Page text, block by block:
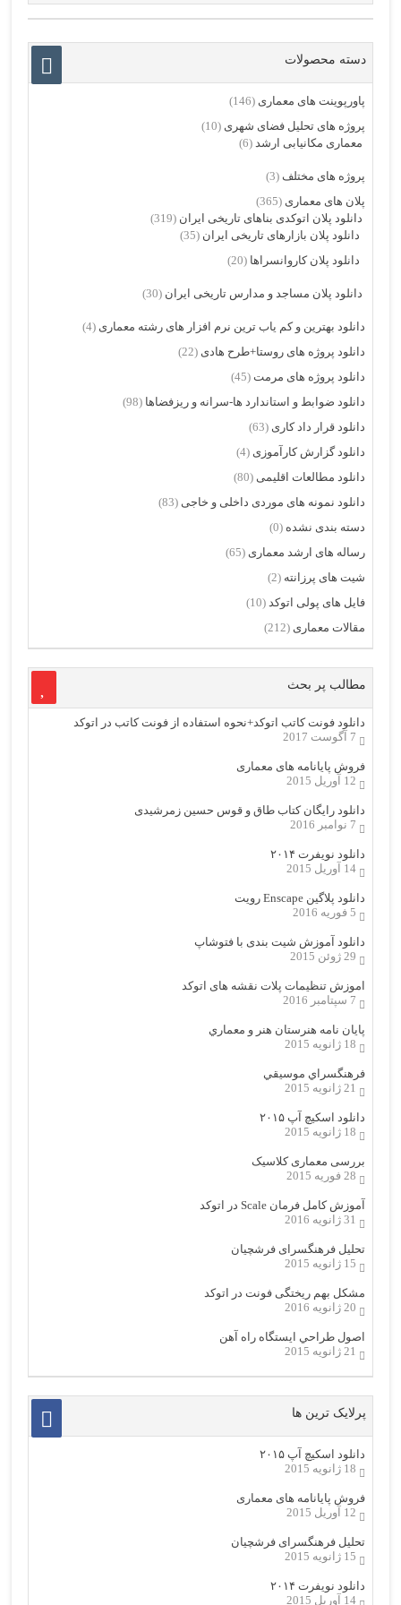
دسته محصولات
پاورپوینت های معماری (146)
پروژه های تحلیل فضای شهری (10)
معماری مکانیابی ارشد (6)
پروژه های مختلف (3)
پلان های معماری (365)
دانلود پلان اتوکدی بناهای تاریخی ایران (319)
دانلود پلان بازارهای تاریخی ایران (35)
دانلود پلان کاروانسراها (20)
دانلود پلان مساجد و مدارس تاریخی ایران (30)
دانلود بهترین و کم یاب ترین نرم افزار های رشته معماری (4)
دانلود پروژه های روستا+طرح هادی (22)
دانلود پروژه های مرمت (45)
دانلود ضوابط و استاندارد ها-سرانه و ریزفضاها (98)
دانلود قرار داد کاری (63)
دانلود گزارش کارآموزی (4)
دانلود مطالعات اقلیمی (80)
دانلود نمونه های موردی داخلی و خاجی (83)
دسته بندی نشده (0)
رساله های ارشد معماری (65)
شیت های پرزانته (2)
فایل های پولی اتوکد (10)
مقالات معماری (212)
مطالب پر بحث
دانلود فونت کاتب اتوکد+نحوه استفاده از فونت کاتب در اتوکد
7 آگوست 2017
فروش پایانامه های معماری
12 آوریل 2015
دانلود رایگان کتاب طاق و قوس حسین زمرشیدی
7 نوامبر 2016
دانلود نویفرت ۲۰۱۴
14 آوریل 2015
دانلود پلاگین Enscape رویت
5 فوریه 2016
دانلود آموزش شیت بندی با فتوشاپ
29 ژوئن 2015
اموزش تنظیمات پلات نقشه های اتوکد
7 سپتامبر 2016
پایان نامه هنرستان هنر و معماري
18 ژانویه 2015
فرهنگسراي موسيقي
21 ژانویه 2015
دانلود اسکیچ آپ ۲۰۱۵
18 ژانویه 2015
بررسی معماری کلاسیک
28 فوریه 2015
آموزش کامل فرمان Scale در اتوکد
31 ژانویه 2016
تحلیل فرهنگسرای فرشچیان
15 ژانویه 2015
مشکل بهم ریختگی فونت در اتوکد
20 ژانویه 2016
اصول طراحي ایستگاه راه آهن
21 ژانویه 2015
پرلایک ترین ها
دانلود اسکیچ آپ ۲۰۱۵
18 ژانویه 2015
فروش پایانامه های معماری
12 آوریل 2015
تحلیل فرهنگسرای فرشچیان
15 ژانویه 2015
دانلود نویفرت ۲۰۱۴
14 آوریل 2015